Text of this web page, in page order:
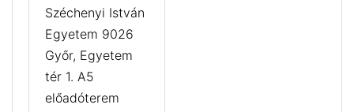
Széchenyi István
Egyetem 9026
Győr, Egyetem
tér 1. A5
előadóterem